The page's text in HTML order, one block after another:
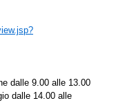
dalle 9.00 alle 13.00
dalle 14.00 alle